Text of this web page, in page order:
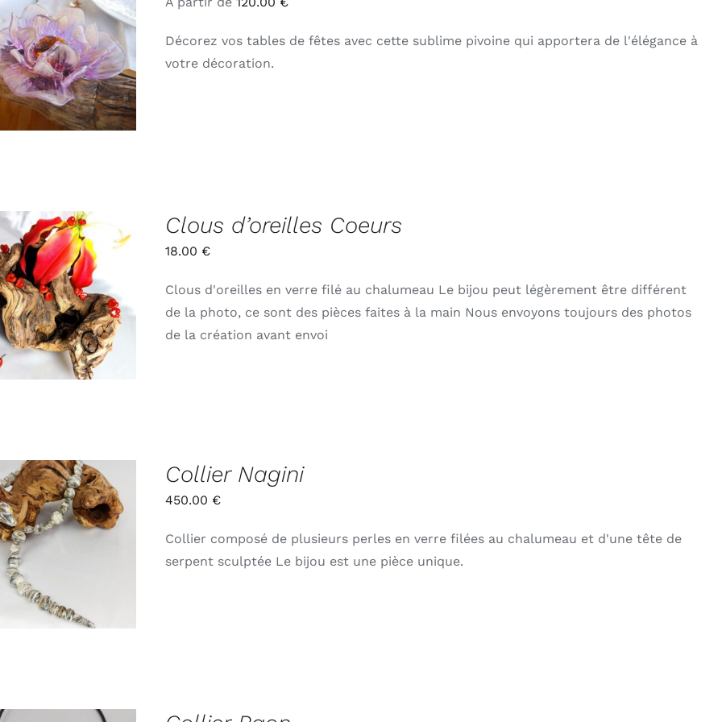
OPTIONS
/
APERÇU
Décorez vos tables de fêtes avec cette sublime pivoine qui apportera de l'élégance à
votre décoration.
ADD TO CART
/
APERÇU
Clous d’oreilles Coeurs
18.00 €
Clous d'oreilles en verre filé au chalumeau Le bijou peut légèrement être différent
de la photo, ce sont des pièces faites à la main Nous envoyons toujours des photos
de la création avant envoi
ADD TO CART
APERÇU
Collier Nagini
450.00 €
Collier composé de plusieurs perles en verre filées au chalumeau et d'une tête de
serpent sculptée Le bijou est une pièce unique.